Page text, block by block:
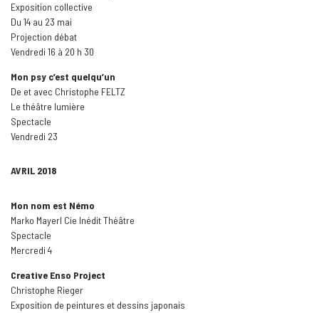
Exposition collective
Du 14 au 23 mai
Projection débat
Vendredi 16 à 20 h 30
Mon psy c’est quelqu’un
De et avec Christophe FELTZ
Le théâtre lumière
Spectacle
Vendredi 23
AVRIL 2018
Mon nom est Némo
Marko Mayerl Cie Inédit Théâtre
Spectacle
Mercredi 4
Creative Enso Project
Christophe Rieger
Exposition de peintures et dessins japonais